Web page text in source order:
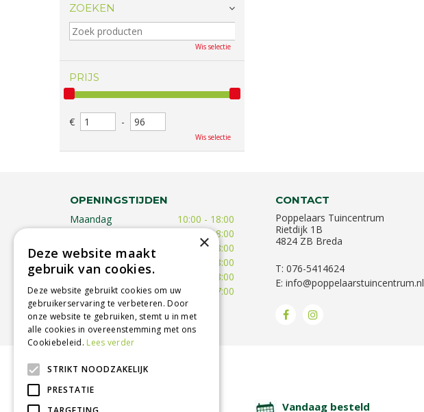
ZOEKEN
Wis selectie
PRIJS
€ -
Wis selectie
OPENINGSTIJDEN
Maandag
10:00 - 18:00
09:30 - 18:00
Woensdag
09:30 - 18:00
Donderdag
09:30 - 18:00
Vrijdag
09:00 - 18:00
Zaterdag
09:00 - 17:00
Toon alle openingstijden
CONTACT
Poppelaars Tuincentrum
Rietdijk 1B
4824 ZB Breda
T: 076-5414624
E: info@poppelaarstuincentrum.nl
BETROUWBARE SERVICE
Lage verzendkosten Vandaag besteld
×
Deze website maakt
gebruik van cookies.
Deze website gebruikt cookies om uw
gebruikerservaring te verbeteren. Door
onze website te gebruiken, stemt u in met
alle cookies in overeenstemming met ons
Cookiebeleid. Lees verder
STRIKT NOODZAKELIJK
PRESTATIE